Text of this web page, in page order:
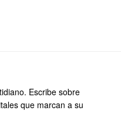
Escribe sobre
que marcan a su